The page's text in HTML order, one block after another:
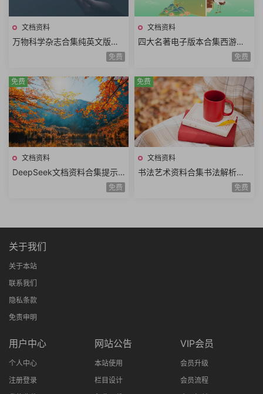
文档资料
万物科学杂志合集纯英文版青
少年科普读物PDF电子版HowIt
免费
文档资料
四大名著电子版本合集西游记
红楼梦水浒传三国演义漫画版
免费
文档资料
DeepSeek文档资料合集提示
词技巧高效提问模板DeepSee
免费
免费
文档资料
书法艺术资料合集书法解析书
法结构字帖临摹书法鉴赏书法
免费
免费
关于我们
关于本站
联系我们
隐私条款
免责申明
用户中心
个人中心
注册登录
网站公告
本站使用
栏目设计
VIP会员
会员升级
会员流程